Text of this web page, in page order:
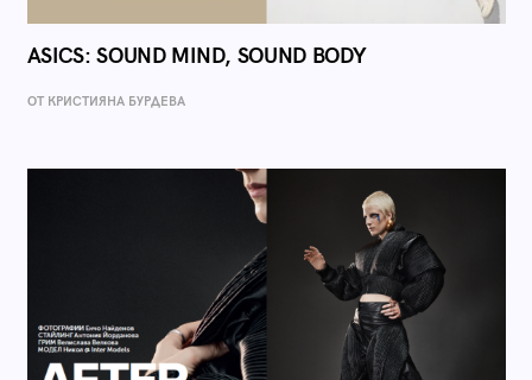
ASICS: SOUND MIND, SOUND BODY
ОТ КРИСТИЯНА БУРДЕВА